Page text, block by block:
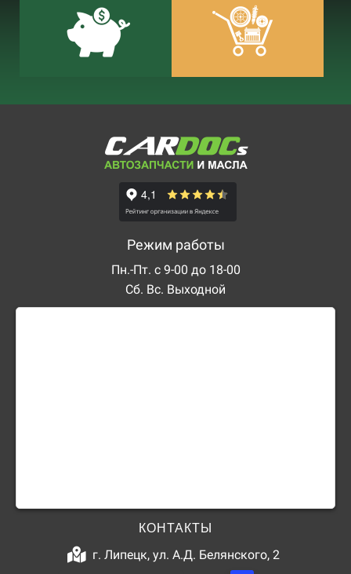
Режим работы
Пн.-Пт. с 9-00 до 18-00
Сб. Вс. Выходной
КОНТАКТЫ
г. Липецк, ул. А.Д. Белянского, 2